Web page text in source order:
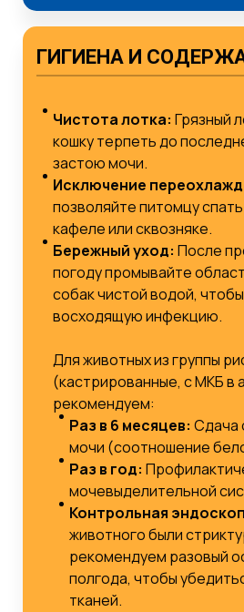
ГИГИЕНА И
Чистота лотка: Грязный
кошку терпеть до
застою мочи.
Исключение
позволяйте питомцу
кафеле или сквозняке.
Бережный уход: После
погоду промывайте
собак чистой водой,
восходящую инфекцию.
Для животных из группы
(кастрированные, с МКБ в
рекомендуем:
Раз в 6 месяцев: Сдача
мочи (соотношение
Раз в год:
мочевыделительной
Контрольная
животного были
рекомендуем разовый
полгода, чтобы
тканей.